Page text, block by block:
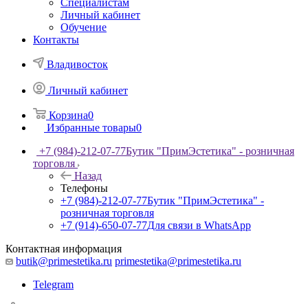
Специалистам
Личный кабинет
Обучение
Контакты
Владивосток
Личный кабинет
Корзина0
Избранные товары0
+7 (984)-212-07-77Бутик "ПримЭстетика" - розничная
торговля
Назад
Телефоны
+7 (984)-212-07-77Бутик "ПримЭстетика" -
розничная торговля
+7 (914)-650-07-77Для связи в WhatsApp
Контактная информация
butik@primestetika.ru primestetika@primestetika.ru
Telegram